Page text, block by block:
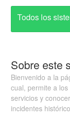
Todos los
Sobre este
Bienvenido a la
cual, permite a
servicios y
incidentes